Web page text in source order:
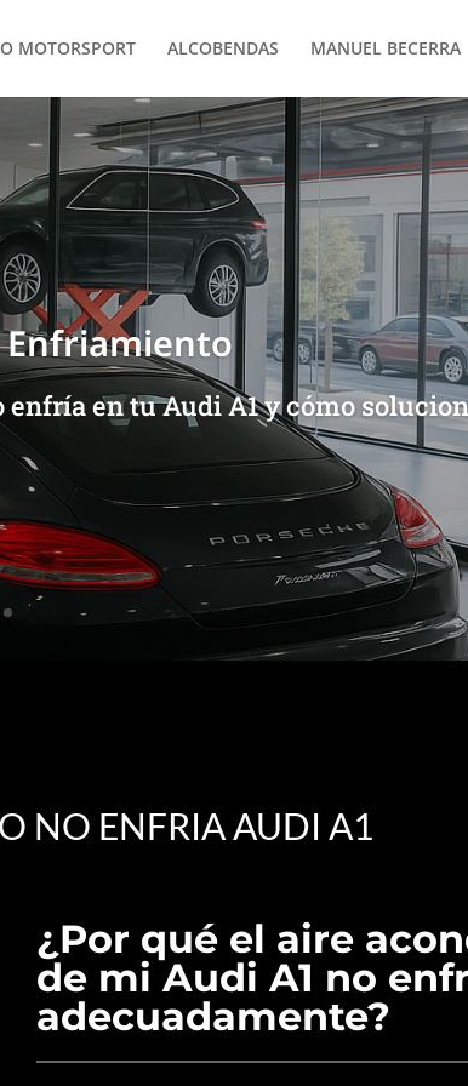
MOTORSPORT ALCOBENDAS MANUEL BECERRA
en tu Audi A1 y cómo
NO ENFRIA AUDI A1
¿Por qué el aire
de mi Audi A1 no
adecuadamente?